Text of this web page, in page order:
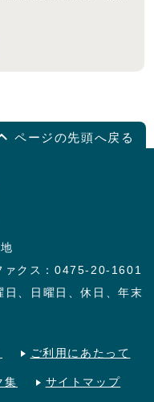
ページの先頭へ戻る
クス：0475-20-1601
、日曜日、休日、年末
ご利用にあたって
集 サイトマップ